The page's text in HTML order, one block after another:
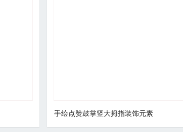
手绘点赞鼓掌竖大拇指装饰元素